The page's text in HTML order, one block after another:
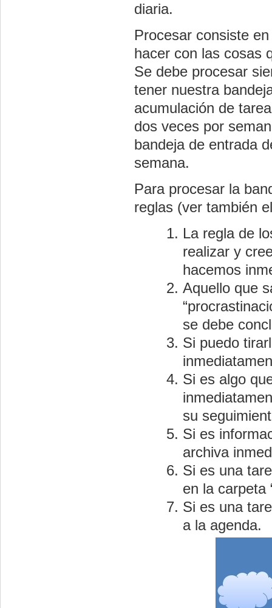
diaria.
Procesar consiste
hacer con las cosas
Se debe procesar
tener nuestra
acumulación de
dos veces por
bandeja de entrada
semana.
Para procesar la
reglas (ver también
La regla de
realizar y
hacemos
Aquello que
se debe
Si puedo
Si es algo
su
Si es
archiva
Si es una
en la carpeta
Si es una
a la agenda.